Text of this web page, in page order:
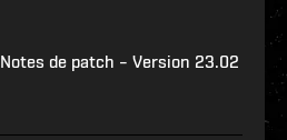
Notes de patch – Version 23.02